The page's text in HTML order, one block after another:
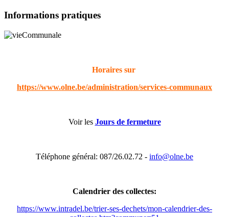
Informations pratiques
Horaires sur
https://www.olne.be/administration/services-communaux
Voir les Jours de fermeture
Téléphone général: 087/26.02.72 - info@olne.be
Calendrier des collectes:
https://www.intradel.be/trier-ses-dechets/mon-calendrier-des-